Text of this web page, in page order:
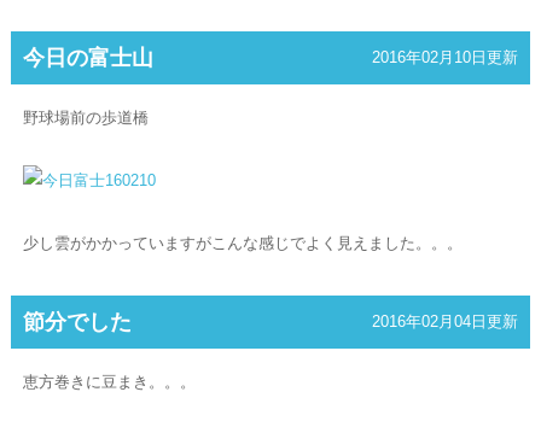
今日の富士山 2016年02月10日更新
野球場前の歩道橋
少し雲がかかっていますがこんな感じでよく見えました。。。
節分でした 2016年02月04日更新
恵方巻きに豆まき。。。